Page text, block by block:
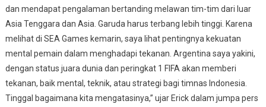
dan mendapat pengalaman bertanding melawan tim-tim dari luar
Asia Tenggara dan Asia. Garuda harus terbang lebih tinggi. Karena
melihat di SEA Games kemarin, saya lihat pentingnya kekuatan
mental pemain dalam menghadapi tekanan. Argentina saya yakini,
dengan status juara dunia dan peringkat 1 FIFA akan memberi
tekanan, baik mental, teknik, atau strategi bagi timnas Indonesia.
Tinggal bagaimana kita mengatasinya,” ujar Erick dalam jumpa pers